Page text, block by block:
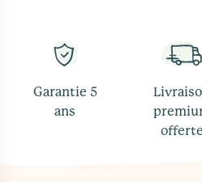
Garantie 5
ans
offerte